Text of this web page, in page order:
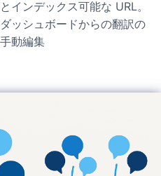
とインデックス可能な URL。
ダッシュボードからの翻訳の
手動編集